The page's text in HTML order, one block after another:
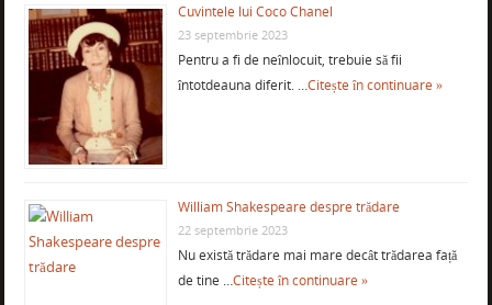
Cuvintele lui Coco Chanel
23 septembrie 2023
Pentru a fi de neînlocuit, trebuie să fii
întotdeauna diferit. …Citește în continuare »
William Shakespeare despre trădare
22 septembrie 2023
Nu există trădare mai mare decât trădarea față
de tine …Citește în continuare »